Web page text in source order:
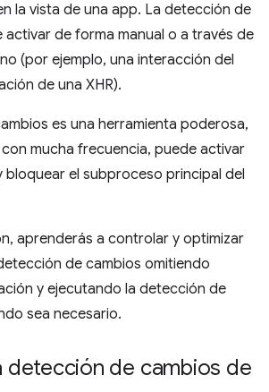
la vista de una app. La detección de
activar de forma manual o a través de
(por ejemplo, una interacción del
de una XHR).
es una herramienta poderosa,
mucha frecuencia, puede activar
bloquear el subproceso principal del
aprenderás a controlar y optimizar
de cambios omitiendo
y ejecutando la detección de
sea necesario.
detección de cambios de